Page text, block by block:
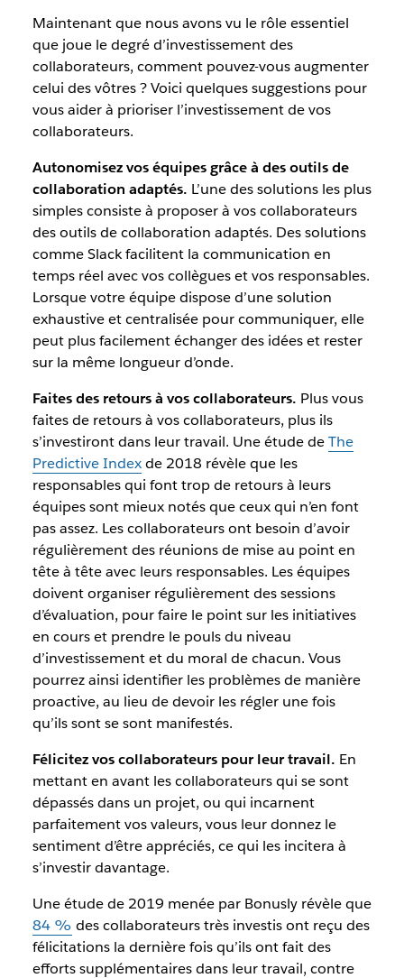
Maintenant que nous avons vu le rôle essentiel
que joue le degré d’investissement des
collaborateurs, comment pouvez-vous augmenter
celui des vôtres ? Voici quelques suggestions pour
vous aider à prioriser l’investissement de vos
collaborateurs.
Autonomisez vos équipes grâce à des outils de
collaboration adaptés. L’une des solutions les plus
simples consiste à proposer à vos collaborateurs
des outils de collaboration adaptés. Des solutions
comme Slack facilitent la communication en
temps réel avec vos collègues et vos responsables.
Lorsque votre équipe dispose d’une solution
exhaustive et centralisée pour communiquer, elle
peut plus facilement échanger des idées et rester
sur la même longueur d’onde.
Faites des retours à vos collaborateurs. Plus vous
faites de retours à vos collaborateurs, plus ils
s’investiront dans leur travail. Une étude deThe
Predictive Indexde 2018 révèle que les
responsables qui font trop de retours à leurs
équipes sont mieux notés que ceux qui n’en font
pas assez. Les collaborateurs ont besoin d’avoir
régulièrement des réunions de mise au point en
tête à tête avec leurs responsables. Les équipes
doivent organiser régulièrement des sessions
d’évaluation, pour faire le point sur les initiatives
en cours et prendre le pouls du niveau
d’investissement et du moral de chacun. Vous
pourrez ainsi identifier les problèmes de manière
proactive, au lieu de devoir les régler une fois
qu’ils sont se sont manifestés.
Félicitez vos collaborateurs pour leur travail. En
mettant en avant les collaborateurs qui se sont
dépassés dans un projet, ou qui incarnent
parfaitement vos valeurs, vous leur donnez le
sentiment d’être appréciés, ce qui les incitera à
s’investir davantage.
Une étude de 2019 menée par Bonusly révèle que
84 % des collaborateurs très investis ont reçu des
félicitations la dernière fois qu’ils ont fait des
efforts supplémentaires dans leur travail, contre